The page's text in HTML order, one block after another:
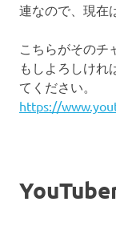
連なので、現在
こちらがそのチ
もしよろしけれ
てください。
https://